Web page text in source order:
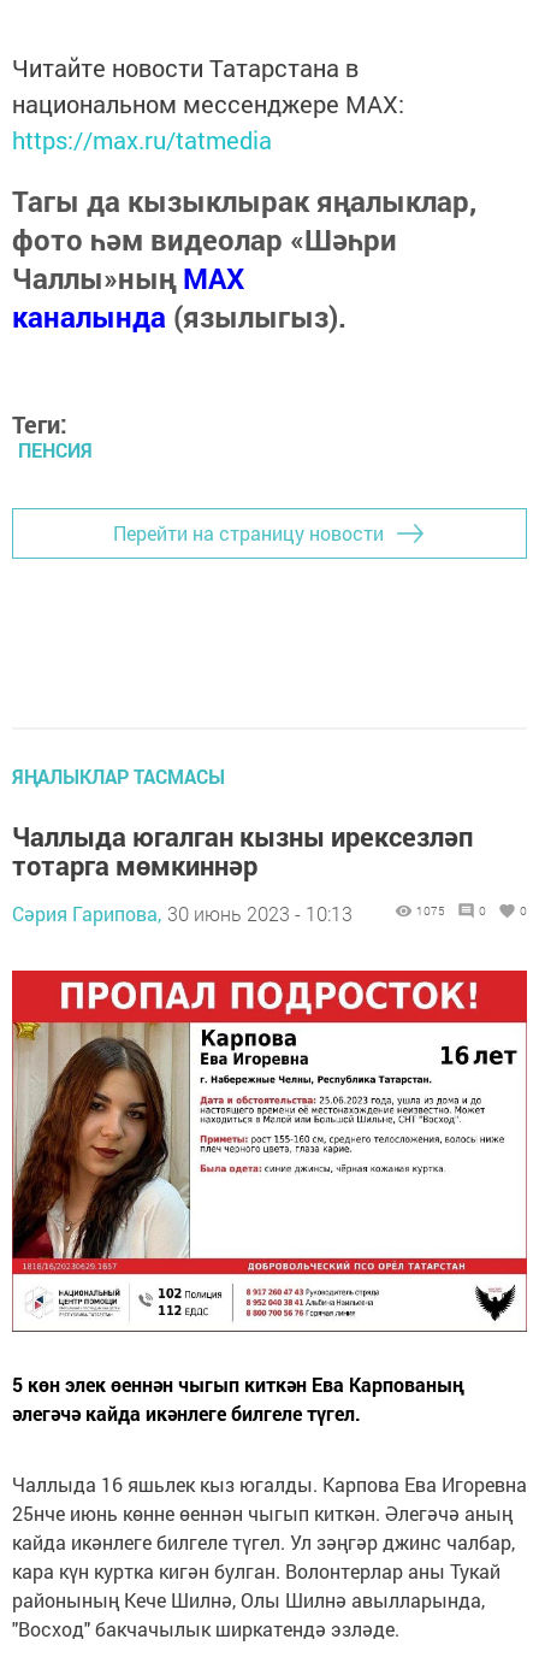
Читайте новости Татарстана в
национальном мессенджере MАХ:
https://max.ru/tatmedia
Тагы да кызыклырак яңалыклар,
фото һәм видеолар «Шәһри
Чаллы»ныңMAX
каналында (язылыгыз).
Теги:
ПЕНСИЯ
Перейти на страницу новости
ЯҢАЛЫКЛАР ТАСМАСЫ
Чаллыда югалган кызны ирексезләп
тотарга мөмкиннәр
Сәрия Гарипова, 30 июнь 2023 - 10:13 1075 0 0
5 көн элек өеннән чыгып киткән Ева Карпованың
әлегәчә кайда икәнлеге билгеле түгел.
Чаллыда 16 яшьлек кыз югалды. Карпова Ева Игоревна
25нче июнь көнне өеннән чыгып киткән. Әлегәчә аның
кайда икәнлеге билгеле түгел. Ул зәңгәр джинс чалбар,
кара күн куртка кигән булган. Волонтерлар аны Тукай
районының Кече Шилнә, Олы Шилнә авылларында,
"Восход" бакчачылык ширкатендә эзләде.